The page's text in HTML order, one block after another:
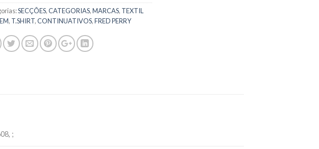
SECÇÕES,CATEGORIAS,MARCAS, TEXTIL
, T.SHIRT,CONTINUATIVOS,FRED PERRY
;